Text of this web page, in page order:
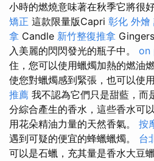
小時的燃燒意味著在秋季它將很
矯正 這款限量版Capri 彰化 外燴
拿 Candle 新竹整復推拿
入美麗的閃閃發光的瓶子中。 on
住，您可以使用蠟燭加熱的燃油
使您對蠟燭感到緊張，也可以使
推薦 我不認為它們只是甜藍，而
分綜合產生的香水，這些香水可
用花朵精油力量的天然香氣。 按
遇到可疑的便宜的蜂蠟蠟燭。 台
可以是石蠟，充其量是香水大豆